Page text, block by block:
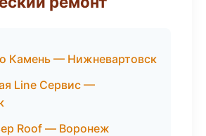
Камень — Нижневартовск
Line Сервис —
Roof — Воронеж